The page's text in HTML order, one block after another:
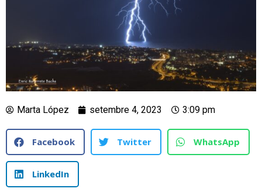
Marta López setembre 4, 2023 3:09 pm
Facebook Twitter WhatsApp
LinkedIn